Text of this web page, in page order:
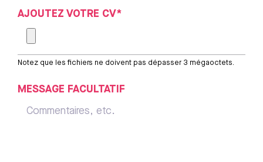
AJOUTEZ VOTRE CV*
Notez que les fichiers ne doivent pas dépasser 3 mégaoctets.
MESSAGE FACULTATIF